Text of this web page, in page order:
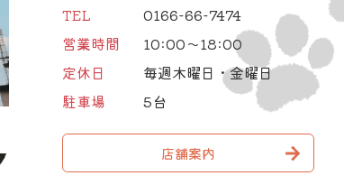
TEL
0166-66-7474
営業時間
10:00～18:00
定休日
毎週木曜日・金曜日
駐車場
5台
店舗案内